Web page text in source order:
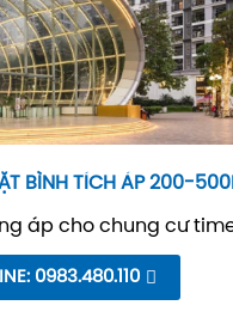
BÌNH TÍCH ÁP 200-
áp cho chung cư
0983.480.110